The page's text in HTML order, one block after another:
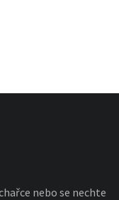
nebo se nechte